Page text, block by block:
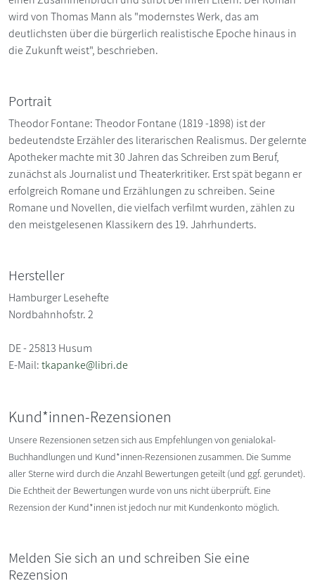
wird von Thomas Mann als "modernstes Werk, das am
deutlichsten über die bürgerlich realistische Epoche hinaus in
die Zukunft weist", beschrieben.
Portrait
Theodor Fontane: Theodor Fontane (1819 -1898) ist der
bedeutendste Erzähler des literarischen Realismus. Der gelernte
Apotheker machte mit 30 Jahren das Schreiben zum Beruf,
zunächst als Journalist und Theaterkritiker. Erst spät begann er
erfolgreich Romane und Erzählungen zu schreiben. Seine
Romane und Novellen, die vielfach verfilmt wurden, zählen zu
den meistgelesenen Klassikern des 19. Jahrhunderts.
Hersteller
Hamburger Lesehefte
Nordbahnhofstr. 2
DE - 25813 Husum
E-Mail:tkapanke@libri.de
Kund*innen-Rezensionen
Unsere Rezensionen setzen sich aus Empfehlungen von genialokal-
Buchhandlungen und Kund*innen-Rezensionen zusammen. Die Summe
aller Sterne wird durch die Anzahl Bewertungen geteilt (und ggf. gerundet).
Die Echtheit der Bewertungen wurde von uns nicht überprüft. Eine
Rezension der Kund*innen ist jedoch nur mit Kundenkonto möglich.
Melden Sie sich an und schreiben Sie eine
Rezension